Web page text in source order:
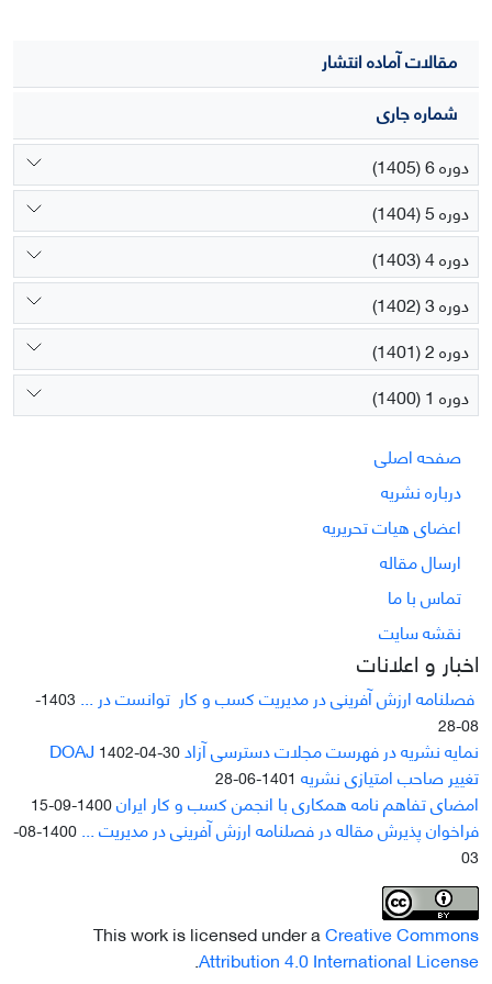
مقالات آماده انتشار
شماره جاری
دوره 6 (1405)
دوره 5 (1404)
دوره 4 (1403)
دوره 3 (1402)
دوره 2 (1401)
دوره 1 (1400)
صفحه اصلی
درباره نشریه
اعضای هیات تحریریه
ارسال مقاله
تماس با ما
نقشه سایت
اخبار و اعلانات
فصلنامه ارزش آفرینی در مدیریت کسب و کار توانست در ...
1403-
08-28
نمایه نشریه در فهرست مجلات دسترسی آزاد DOAJ1402-04-30
تغییر صاحب امتیازی نشریه 1401-06-28
امضای تفاهم نامه همکاری با انجمن کسب و کار ایران1400-09-15
فراخوان پذیرش مقاله در فصلنامه ارزش آفرینی در مدیریت ...
1400-08-
03
This work is licensed under aCreative Commons
Attribution 4.0 International License
.